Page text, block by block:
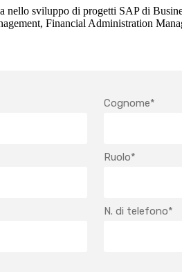
nello sviluppo di progetti SAP di
Financial Administration